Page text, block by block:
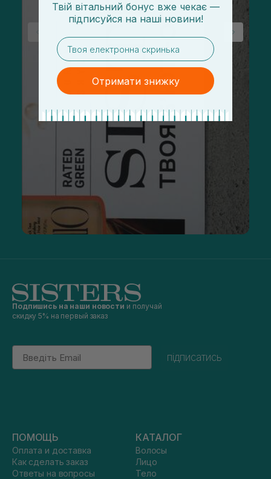
Подпишись на наши новости и получай
скидку 5% на первый заказ
Email
підписатись
ПОМОЩЬ
Оплата и доставка
Как сделать заказ
Ответы на вопросы
КАТАЛОГ
Волосы
Лицо
Тело
Твій вітальний бонус вже чекає —
підписуйся на наші новини!
email
Отримати знижку